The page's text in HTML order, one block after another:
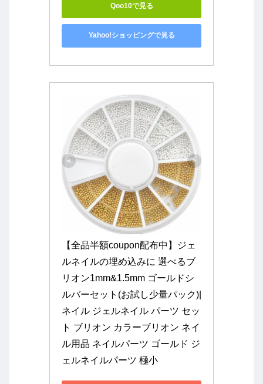
Qoo10で見る
Yahoo!ショッピングで見る
【全品半額coupon配布中】ジェ
ルネイルの埋め込みに 選べるブ
リオン1mm&1.5mm ゴールドシ
ルバーセット(お試し少量パック)|
ネイル ジェルネイル パーツ セッ
ト ブリオン カラーブリオン ネイ
ル用品 ネイルパーツ ゴールド ジ
ェルネイルパーツ 極小